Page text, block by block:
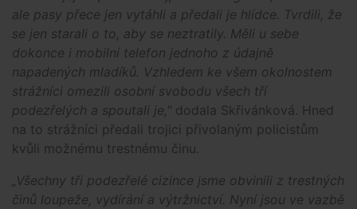
ale pasy přece jen vytáhli a předali je hlídce. Tvrdili, že
se jen starali o to, aby se neztratily. Měli u sebe
dokonce i mobilní telefon jednoho z údajně
napadených mladíků. Vzhledem ke všem okolnostem
strážníci omezili osobní svobodu všech tří
podezřelých a spoutali je," dodala Skřivánková. Hned
na to strážníci předali trojici přivolaným policistům
kvůli možnému trestnému činu.
„Všechny tři podezřelé cizince jsme obvinili z trestných
činů loupeže, vydírání a výtržnictví. Nyní jsou ve vazbě